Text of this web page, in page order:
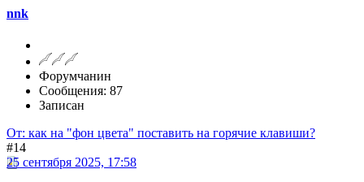
nnk
Форумчанин
Сообщения: 87
Записан
От: как на "фон цвета" поставить на горячие клавиши?
#14
25 сентября 2025, 17:58